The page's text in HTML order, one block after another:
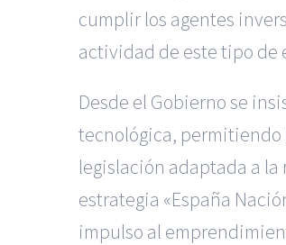
cumplir los agentes
actividad de este tipo de
Desde el Gobierno se
tecnológica, permitiendo
legislación adaptada a
estrategia «España
impulso al